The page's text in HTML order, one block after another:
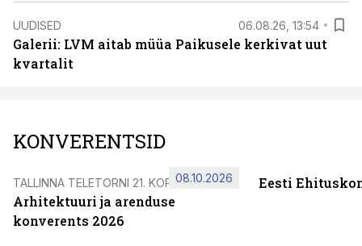
UUDISED 06.08.26, 13:54
Galerii: LVM aitab müüa Paikusele kerkivat uut
kvartalit
KONVERENTSID
TALLINNA TELETORNI 21. KORRUSEL
Arhitektuuri ja arenduse
konverents 2026
08.10.2026 Eesti